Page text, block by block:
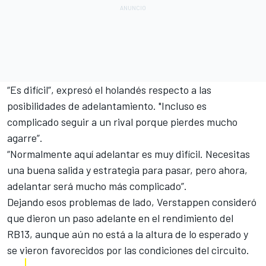
“Es difícil”, expresó el holandés respecto a las
posibilidades de adelantamiento. "Incluso es
complicado seguir a un rival porque pierdes mucho
agarre”.
“Normalmente aquí adelantar es muy difícil. Necesitas
una buena salida y estrategia para pasar, pero ahora,
adelantar será mucho más complicado”.
Dejando esos problemas de lado, Verstappen consideró
que dieron un paso adelante en el rendimiento del
RB13, aunque aún no está a la altura de lo esperado y
se vieron favorecidos por las condiciones del circuito.